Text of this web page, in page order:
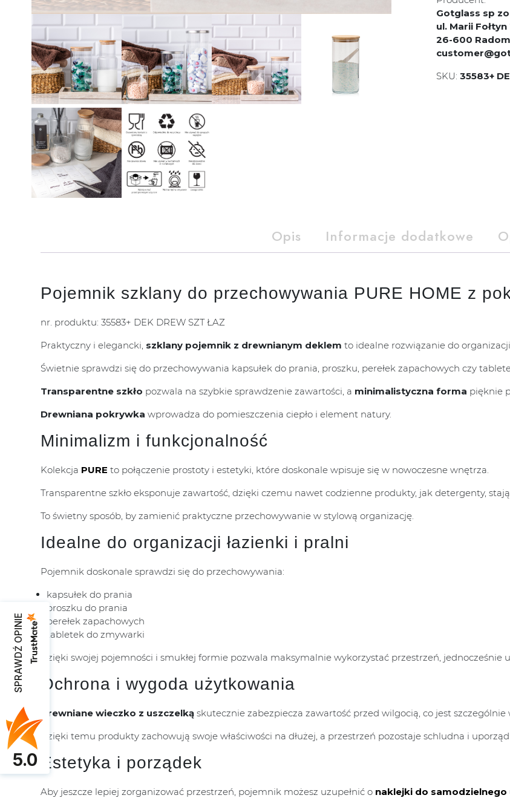
Gotglass sp
ul. Marii Fołtyn
26-600 Radom
SKU:35583+
Opis Informacje dodatkowe
Pojemnik szklany do przechowywania PURE HOME z
nr. produktu: 35583+ DEK DREW SZT ŁAZ
Praktyczny i elegancki, szklany pojemnik z drewnianym deklem to idealne rozwiązanie do
Świetnie sprawdzi się do przechowywania kapsułek do prania, proszku, perełek zapachowych czy
Transparentne szkło pozwala na szybkie sprawdzenie zawartości, a minimalistyczna forma pięknie
Drewniana pokrywka wprowadza do pomieszczenia ciepło i element natury.
Minimalizm i funkcjonalność
Kolekcja PURE to połączenie prostoty i estetyki, które doskonale wpisuje się w nowoczesne wnętrza.
Transparentne szkło eksponuje zawartość, dzięki czemu nawet codzienne produkty, jak detergenty,
To świetny sposób, by zamienić praktyczne przechowywanie w stylową organizację.
Idealne do organizacji łazienki i pralni
Pojemnik doskonale sprawdzi się do przechowywania:
kapsułek do prania
proszku do prania
perełek zapachowych
tabletek do zmywarki
Dzięki swojej pojemności i smukłej formie pozwala maksymalnie wykorzystać przestrzeń, jednocześnie
Ochrona i wygoda użytkowania
Drewniane wieczko z uszczelką skutecznie zabezpiecza zawartość przed wilgocią, co jest szczególnie
Dzięki temu produkty zachowują swoje właściwości na dłużej, a przestrzeń pozostaje schludna i
Estetyka i porządek
Aby jeszcze lepiej zorganizować przestrzeń, pojemnik możesz uzupełnić o naklejki do samodzielnego
SPRAWDŹ OPINIE
5.0